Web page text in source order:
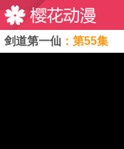
剑道第一仙 ：第55集